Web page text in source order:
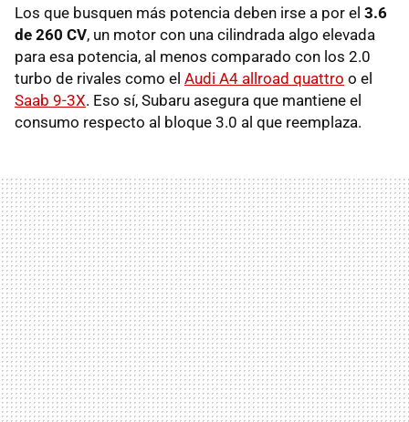
Los que busquen más potencia deben irse a por el 3.6
de 260 CV, un motor con una cilindrada algo elevada
para esa potencia, al menos comparado con los 2.0
turbo de rivales como el Audi A4 allroad quattro o el
Saab 9-3X. Eso sí, Subaru asegura que mantiene el
consumo respecto al bloque 3.0 al que reemplaza.